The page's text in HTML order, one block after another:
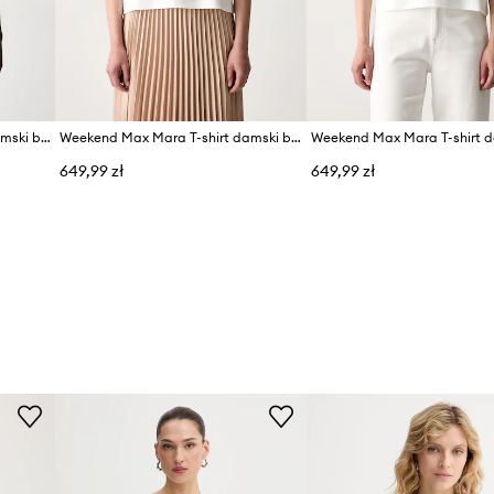
Weekend Max Mara T-shirt damski bawełniany WKDVENACO Weekend Max Mara T-shirt damski bawełniany WKDSALA
649,99 zł 649,99 zł